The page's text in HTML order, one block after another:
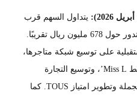
: يتداول السهم قرب
على توسيع شبكة متاجرها،
خاصة في السعودية، وتسريع نمو خط Miss L’، وتوسيع التجارة
الإلكترونية، إلى جانب دعم نشاط الجملة وتطوير امتياز TOUS. كما